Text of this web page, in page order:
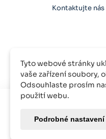
Kontaktujte nás
© 2026
Tyto webové stránky
vaše zařízení soubory,
Odsouhlaste prosím
použití webu.
Podrobné nastavení